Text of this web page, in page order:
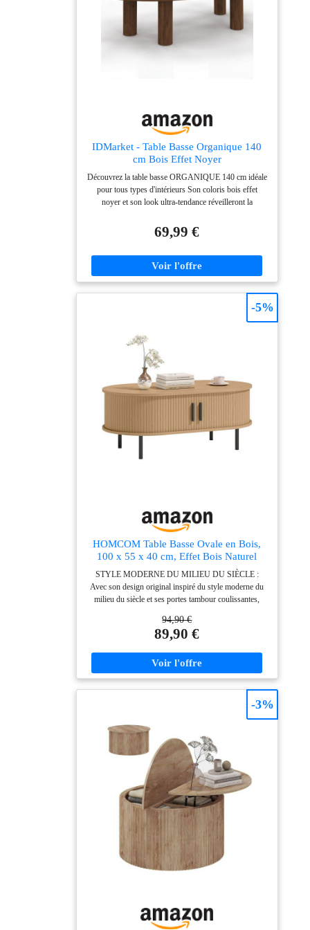
permettent de ranger
d'autres petits objets.
Polyvalente - Avec son
design intemporel, la
ouvre également la
possibilité de s'intégrer
dans une variété de
styles d'intérieur.
Montage facile : la
table de salon est
monter grâce aux
instructions détaillées
et convient donc aux
débutants. Le matériel
de montage est inclus.
Dimensions (l x H x P)
synonymes de qualité
supérieure et c'est la
raison pour laquelle
uniquement avec des
fournisseurs
IDMarket - Table Basse Organique 140
cm Bois Effet Noyer
Découvrez la table basse ORGANIQUE 140 cm idéale
pour tous types d'intérieurs Son coloris bois effet
noyer et son look ultra-tendance réveilleront la
et pieds ronds très modernes confèrent à la table un
aspect design Grâce à ses tons naturels et chaleureux,
décoration Dimensions globales : Longueur 140 cm x
largeur 70 cm x Hauteur 35,5 cm
69,99 €
HOMCOM Table Basse Ovale en Bois,
100 x 55 x 40 cm, Effet Bois Naturel
STYLE MODERNE DU MILIEU DU SIÈCLE :
Avec son design original inspiré du style moderne du
milieu du siècle et ses portes tambour coulissantes,
salon. Elle devient instantanément le point central et
élégant de votre pièce, tout en se mariant
RANGEMENT CACHÉ AVEC CLOISONNEMENT
: Profitez d'un salon bien rangé et protégé de la
Les portes coulissantes dissimulent vos objets du
permettent d'organiser facilement télécommandes,
livres et accessoires pour un espace toujours
impeccable. CONCEPTION ADAPTÉE À LA
FAMILLE : Spécialement conçue pour les familles
avec enfants et animaux, cette table basse ovale
sécurise votre espace grâce à ses bords arrondis qui
réduisent les risques de chocs. Son système de
rangement fermé protège efficacement vos affaires des
petites mains et pattes curieuses, pour plus de sérénité
au quotidien. STRUCTURE DE SOUTIEN
ROBUSTE : Conçue en MDF épais de qualité P2 et
équipée de quatre pieds métalliques solides avec patins
antidérapants, cette table basse de salon résiste à une
nécessaire pour vos objets déco et usages quotidiens.
SPÉCIFICATIONS : Dimensions totales : 100l x 55P
94,90 €
89,90 €
-5%
-3%